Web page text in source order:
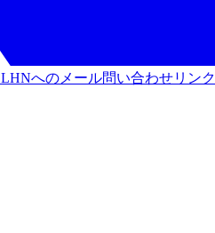
LHNへのメール問い合わせリンク